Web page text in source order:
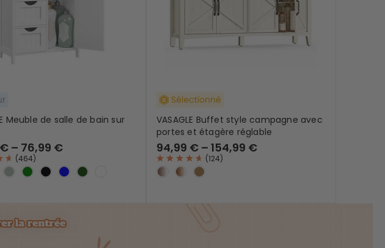
Meuble de salle de bain sur
– 76,99 €
(464)
VASAGLE Buffet style campagne avec
portes et étagère réglable
94,99 € – 154,99 €
(124)